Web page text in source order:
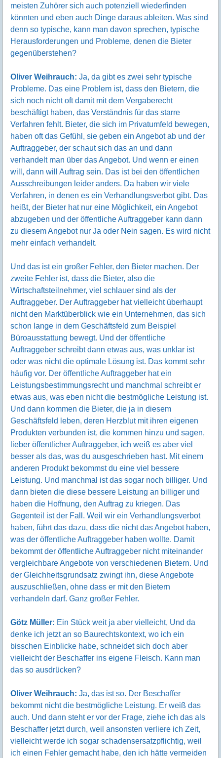
meisten Zuhörer sich auch potenziell wiederfinden
könnten und eben auch Dinge daraus ableiten. Was sind
denn so typische, kann man davon sprechen, typische
Herausforderungen und Probleme, denen die Bieter
gegenüberstehen?
Oliver Weihrauch: Ja, da gibt es zwei sehr typische
Probleme. Das eine Problem ist, dass den Bietern, die
sich noch nicht oft damit mit dem Vergaberecht
beschäftigt haben, das Verständnis für das starre
Verfahren fehlt. Bieter, die sich im Privatumfeld bewegen,
haben oft das Gefühl, sie geben ein Angebot ab und der
Auftraggeber, der schaut sich das an und dann
verhandelt man über das Angebot. Und wenn er einen
will, dann will Auftrag sein. Das ist bei den öffentlichen
Ausschreibungen leider anders. Da haben wir viele
Verfahren, in denen es ein Verhandlungsverbot gibt. Das
heißt, der Bieter hat nur eine Möglichkeit, ein Angebot
abzugeben und der öffentliche Auftraggeber kann dann
zu diesem Angebot nur Ja oder Nein sagen. Es wird nicht
mehr einfach verhandelt.
Und das ist ein großer Fehler, den Bieter machen. Der
zweite Fehler ist, dass die Bieter, also die
Wirtschaftsteilnehmer, viel schlauer sind als der
Auftraggeber. Der Auftraggeber hat vielleicht überhaupt
nicht den Marktüberblick wie ein Unternehmen, das sich
schon lange in dem Geschäftsfeld zum Beispiel
Büroausstattung bewegt. Und der öffentliche
Auftraggeber schreibt dann etwas aus, was unklar ist
oder was nicht die optimale Lösung ist. Das kommt sehr
häufig vor. Der öffentliche Auftraggeber hat ein
Leistungsbestimmungsrecht und manchmal schreibt er
etwas aus, was eben nicht die bestmögliche Leistung ist.
Und dann kommen die Bieter, die ja in diesem
Geschäftsfeld leben, deren Herzblut mit ihren eigenen
Produkten verbunden ist, die kommen hinzu und sagen,
lieber öffentlicher Auftraggeber, ich weiß es aber viel
besser als das, was du ausgeschrieben hast. Mit einem
anderen Produkt bekommst du eine viel bessere
Leistung. Und manchmal ist das sogar noch billiger. Und
dann bieten die diese bessere Leistung an billiger und
haben die Hoffnung, den Auftrag zu kriegen. Das
Gegenteil ist der Fall. Weil wir ein Verhandlungsverbot
haben, führt das dazu, dass die nicht das Angebot haben,
was der öffentliche Auftraggeber haben wollte. Damit
bekommt der öffentliche Auftraggeber nicht miteinander
vergleichbare Angebote von verschiedenen Bietern. Und
der Gleichheitsgrundsatz zwingt ihn, diese Angebote
auszuschließen, ohne dass er mit den Bietern
verhandeln darf. Ganz großer Fehler.
Götz Müller: Ein Stück weit ja aber vielleicht, Und da
denke ich jetzt an so Baurechtskontext, wo ich ein
bisschen Einblicke habe, schneidet sich doch aber
vielleicht der Beschaffer ins eigene Fleisch. Kann man
das so ausdrücken?
Oliver Weihrauch: Ja, das ist so. Der Beschaffer
bekommt nicht die bestmögliche Leistung. Er weiß das
auch. Und dann steht er vor der Frage, ziehe ich das als
Beschaffer jetzt durch, weil ansonsten verliere ich Zeit,
vielleicht werde ich sogar schadensersatzpflichtig, weil
ich einen Fehler gemacht habe, den ich hätte vermeiden